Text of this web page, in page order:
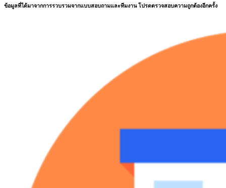
ข้อมูลที่ได้มาจากการรวบรวมจากแบบสอบถามและทีมงาน โปรดตรวจสอบความถูกต้องอีกครั้ง